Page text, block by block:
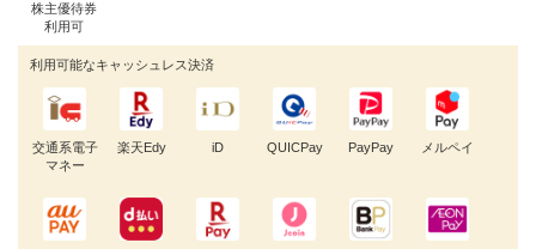
株主優待券
利用可
利用可能なキャッシュレス決済
交通系電子
マネー
楽天Edy iD QUICPay PayPay メルペイ